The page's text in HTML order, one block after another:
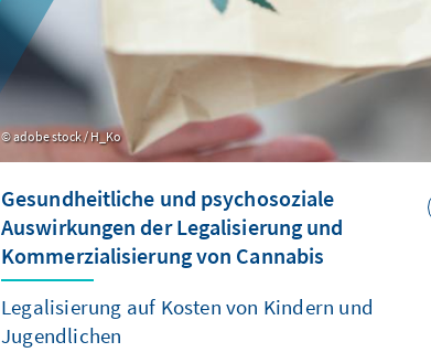
adobe stock / H_Ko
Gesundheitliche und psychosoziale
Auswirkungen der Legalisierung und
Kommerzialisierung von Cannabis
Legalisierung auf Kosten von Kindern und
Jugendlichen